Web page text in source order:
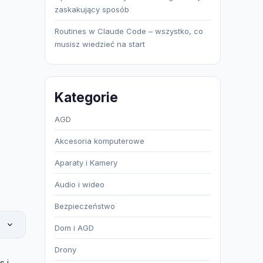
zaskakujący sposób
Routines w Claude Code – wszystko, co
musisz wiedzieć na start
Kategorie
AGD
Akcesoria komputerowe
Aparaty i Kamery
Audio i wideo
Bezpieczeństwo
Dom i AGD
Drony